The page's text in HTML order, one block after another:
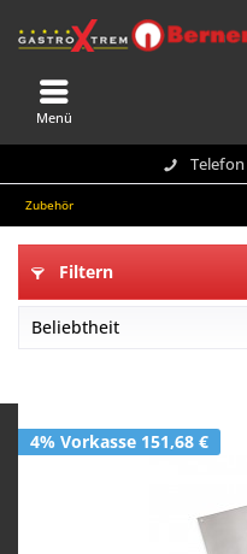
Telefon
Menü
Zubehör
Filtern
4% Vorkasse 151,68 €